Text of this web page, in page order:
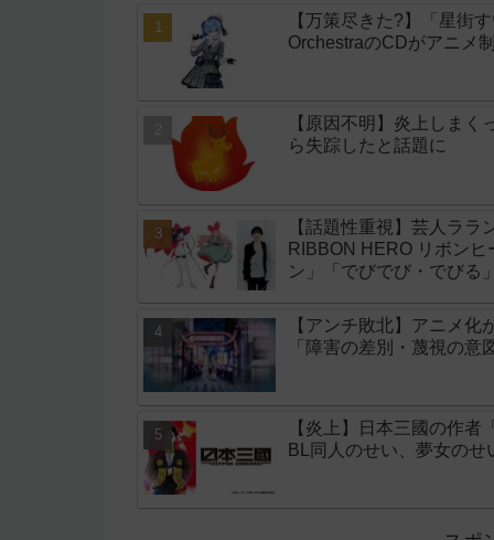
【万策尽きた?】「星街
OrchestraのCDがアニメ
【原因不明】炎上しま
ら失踪したと話題に
【話題性重視】芸人ラ
RIBBON HERO リボン
ン」「でびでび・でびる
【アンチ敗北】アニメ
「障害の差別・蔑視の
【炎上】日本三國の作
BL同人のせい、夢女の